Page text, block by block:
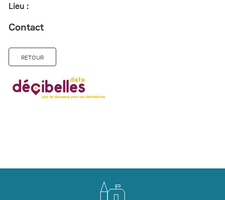
Lieu :
Contact
RETOUR